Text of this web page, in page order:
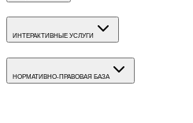
ИНТЕРАКТИВНЫЕ УСЛУГИ
НОРМАТИВНО-ПРАВОВАЯ БАЗА